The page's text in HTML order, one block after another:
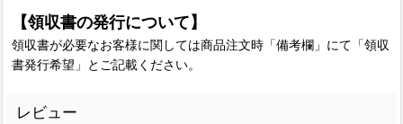
【領収書の発行について】
領収書が必要なお客様に関しては商品注文時「備考欄」にて「領収
書発行希望」とご記載ください。
レビュー